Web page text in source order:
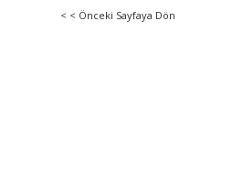
< < Önceki Sayfaya Dön